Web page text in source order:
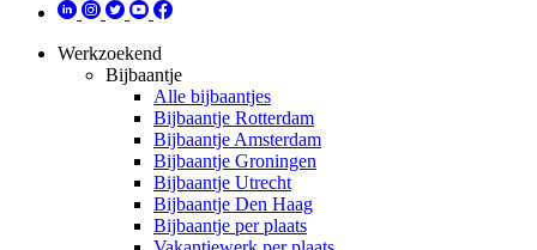
Werkzoekend
Bijbaantje
Alle bijbaantjes
Bijbaantje Rotterdam
Bijbaantje Amsterdam
Bijbaantje Groningen
Bijbaantje Utrecht
Bijbaantje Den Haag
Bijbaantje per plaats